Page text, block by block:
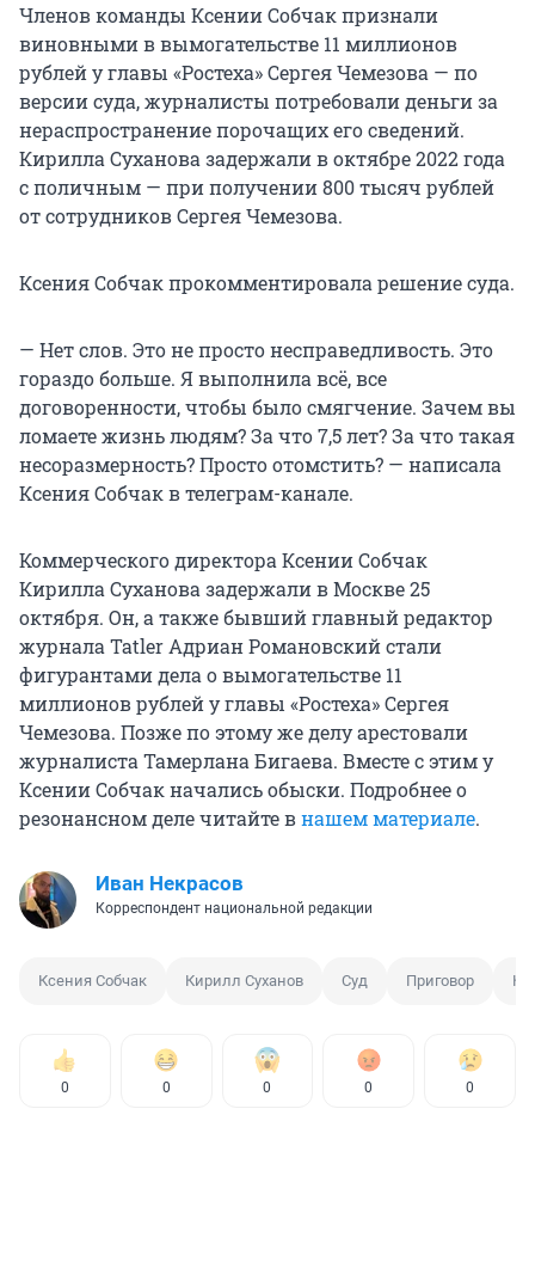
Членов команды Ксении Собчак признали
виновными в вымогательстве 11 миллионов
рублей у главы «Ростеха» Сергея Чемезова — по
версии суда, журналисты потребовали деньги за
нераспространение порочащих его сведений.
Кирилла Суханова задержали в октябре 2022 года
с поличным — при получении 800 тысяч рублей
от сотрудников Сергея Чемезова.
Ксения Собчак прокомментировала решение суда.
— Нет слов. Это не просто несправедливость. Это
гораздо больше. Я выполнила всё, все
договоренности, чтобы было смягчение. Зачем вы
ломаете жизнь людям? За что 7,5 лет? За что такая
несоразмерность? Просто отомстить? — написала
Ксения Собчак в телеграм-канале.
Коммерческого директора Ксении Собчак
Кирилла Суханова задержали в Москве 25
октября. Он, а также бывший главный редактор
журнала Tatler Адриан Романовский стали
фигурантами дела о вымогательстве 11
миллионов рублей у главы «Ростеха» Сергея
Чемезова. Позже по этому же делу арестовали
журналиста Тамерлана Бигаева. Вместе с этим у
Ксении Собчак начались обыски. Подробнее о
резонансном деле читайте внашем материале.
Иван Некрасов
Корреспондент национальной редакции
Ксения Собчак Кирилл Суханов Суд Приговор
0 0 0 0 0